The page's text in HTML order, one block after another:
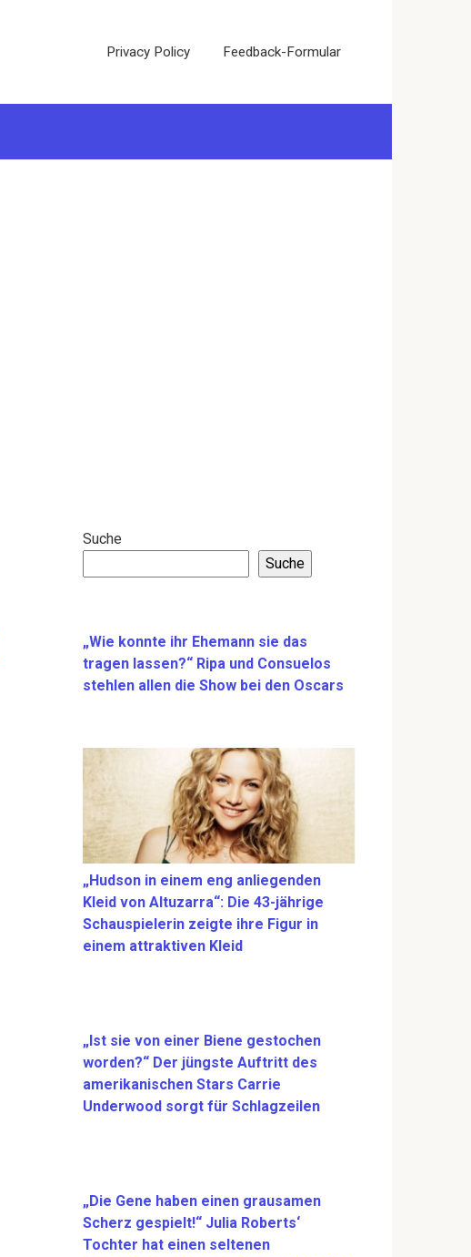
Privacy Policy Feedback-Formular
Suche
Suche
„Wie konnte ihr Ehemann sie das
tragen lassen?“ Ripa und Consuelos
stehlen allen die Show bei den Oscars
„Hudson in einem eng anliegenden
Kleid von Altuzarra“: Die 43-jährige
Schauspielerin zeigte ihre Figur in
einem attraktiven Kleid
„Ist sie von einer Biene gestochen
worden?“ Der jüngste Auftritt des
amerikanischen Stars Carrie
Underwood sorgt für Schlagzeilen
„Die Gene haben einen grausamen
Scherz gespielt!“ Julia Roberts‘
Tochter hat einen seltenen